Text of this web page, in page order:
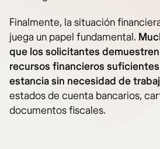
Finalmente, la situación
juega un papel fundamental.
que los solicitantes
recursos financieros
estancia sin necesidad de
estados de cuenta bancarios,
documentos fiscales.